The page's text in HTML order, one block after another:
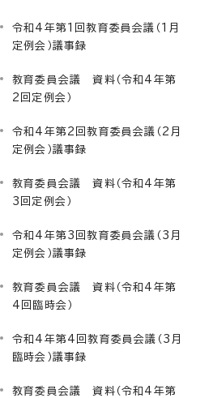
令和4年第1回教育委員会議（1月
定例会）議事録
教育委員会議 資料（令和4年第
2回定例会）
令和4年第2回教育委員会議（2月
定例会）議事録
教育委員会議 資料（令和4年第
3回定例会）
令和4年第3回教育委員会議（3月
定例会）議事録
教育委員会議 資料（令和4年第
4回臨時会）
令和4年第4回教育委員会議（3月
臨時会）議事録
教育委員会議 資料（令和4年第